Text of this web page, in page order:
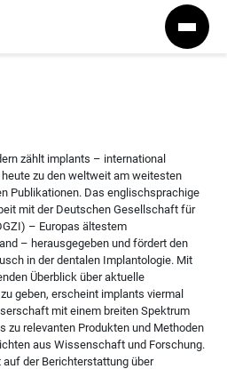
zählt implants – international
zu den weltweit am weitesten
Publikationen. Das englischsprachige
mit der Deutschen Gesellschaft für
– Europas ältestem
– herausgegeben und fördert den
in der dentalen Implantologie. Mit
Überblick über aktuelle
geben, erscheint implants viermal
mit einem breiten Spektrum
zu relevanten Produkten und Methoden
aus Wissenschaft und Forschung.
der Berichterstattung über